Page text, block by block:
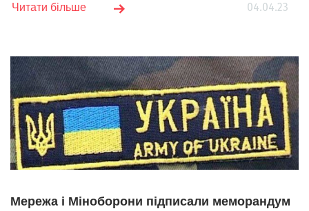
04.04.23
Читати більше
Мережа і Міноборони підписали меморандум